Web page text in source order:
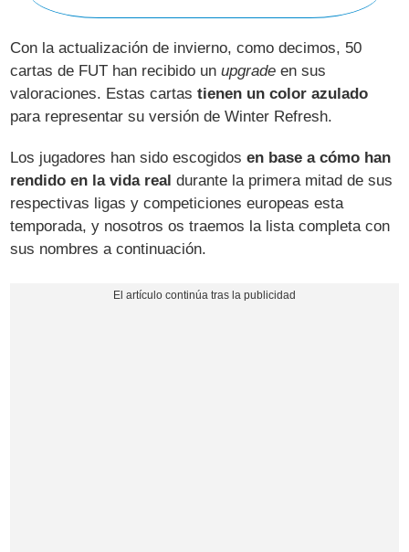
Con la actualización de invierno, como decimos, 50
cartas de FUT han recibido unupgrade en sus
valoraciones. Estas cartastienen un color azulado
para representar su versión de Winter Refresh.
Los jugadores han sido escogidosen base a cómo han
rendido en la vida real durante la primera mitad de sus
respectivas ligas y competiciones europeas esta
temporada, y nosotros os traemos la lista completa con
sus nombres a continuación.